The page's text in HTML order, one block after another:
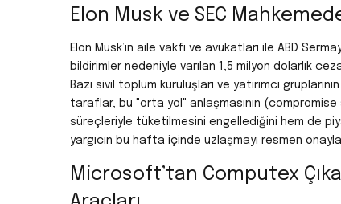
Elon Musk ve SEC
Elon Musk’ın aile vakfı ve avukatları ile ABD
bildirimler nedeniyle varılan 1,5 milyon dolarlık
Bazı sivil toplum kuruluşları ve yatırımcı
taraflar, bu "orta yol" anlaşmasının
süreçleriyle tüketilmesini engellediğini hem de
yargıcın bu hafta içinde uzlaşmayı resmen
Microsoft’tan Computex